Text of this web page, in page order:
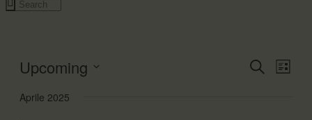
Eventi
Cerca
Lista
Upcoming
la
Aprile 2025